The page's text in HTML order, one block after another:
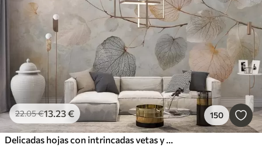
22.05€13.23€ 150
Delicadas hojas con intrincadas vetas y colores suaves y apagados sobre un fondo de textura pálida